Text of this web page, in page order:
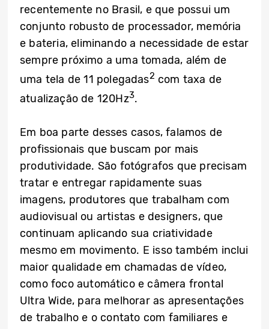
recentemente no Brasil, e que possui um
conjunto robusto de processador, memória
e bateria, eliminando a necessidade de estar
sempre próximo a uma tomada, além de
uma tela de 11 polegadas2 com taxa de
atualização de 120Hz3.
Em boa parte desses casos, falamos de
profissionais que buscam por mais
produtividade. São fotógrafos que precisam
tratar e entregar rapidamente suas
imagens, produtores que trabalham com
audiovisual ou artistas e designers, que
continuam aplicando sua criatividade
mesmo em movimento. E isso também inclui
maior qualidade em chamadas de vídeo,
como foco automático e câmera frontal
Ultra Wide, para melhorar as apresentações
de trabalho e o contato com familiares e